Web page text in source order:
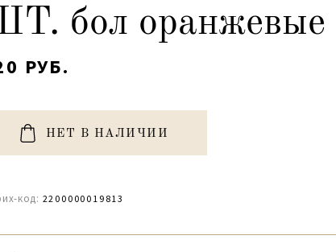
бол оранжевые
РУБ.
НЕТ В НАЛИЧИИ
код: 2200000019813